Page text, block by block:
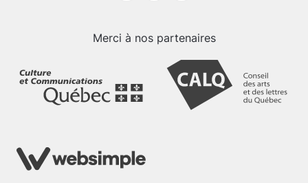
Merci à nos partenaires